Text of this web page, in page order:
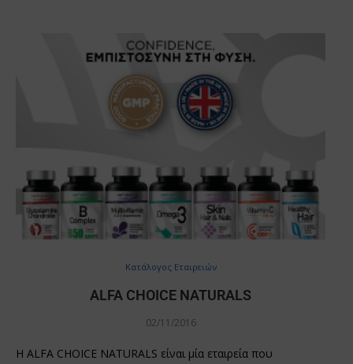
Κατάλογος Εταιρειών
ALFA CHOICE NATURALS
02/11/2016
Η ALFA CHOICE NATURALS είναι μία εταιρεία που